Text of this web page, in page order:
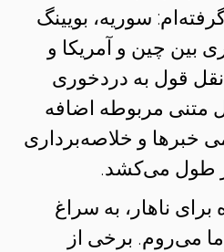
سوریه، بویینگ
بین چین و آمریکا و
نقل قول به دردخوری
متنی مربوطه اضافه
خبرها و خلاصه‌برداری
طول می‌کشد.
برای ناهار، به سراغ
می‌روم. برخی از